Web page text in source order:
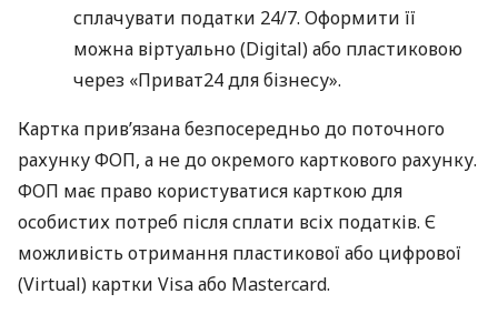
сплачувати податки 24/7. Оформити її
можна віртуально (Digital) або пластиковою
через «Приват24 для бізнесу».
Картка прив’язана безпосередньо до поточного
рахунку ФОП, а не до окремого карткового рахунку.
ФОП має право користуватися карткою для
особистих потреб після сплати всіх податків. Є
можливість отримання пластикової або цифрової
(Virtual) картки Visa або Mastercard.